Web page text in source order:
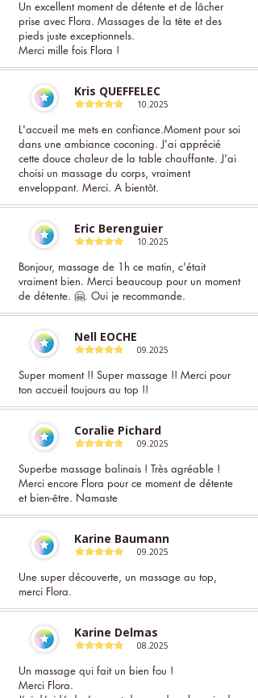
Un excellent moment de détente et de lâcher
prise avec Flora. Massages de la tête et des
pieds juste exceptionnels.
Merci mille fois Flora !
Kris QUEFFELEC
10.2025
L'accueil me mets en confiance.Moment pour soi
dans une ambiance coconing. J'ai apprécié
cette douce chaleur de la table chauffante. J'ai
choisi un massage du corps, vraiment
enveloppant. Merci. A bientôt.
Eric Berenguier
10.2025
Bonjour, massage de 1h ce matin, c'était
vraiment bien. Merci beaucoup pour un moment
de détente. 🤗. Oui je recommande.
Nell EOCHE
09.2025
Super moment !! Super massage !! Merci pour
ton accueil toujours au top !!
Coralie Pichard
09.2025
Superbe massage balinais ! Très agréable !
Merci encore Flora pour ce moment de détente
et bien-être. Namaste
Karine Baumann
09.2025
Une super découverte, un massage au top,
merci Flora.
Karine Delmas
08.2025
Un massage qui fait un bien fou !
Merci Flora.